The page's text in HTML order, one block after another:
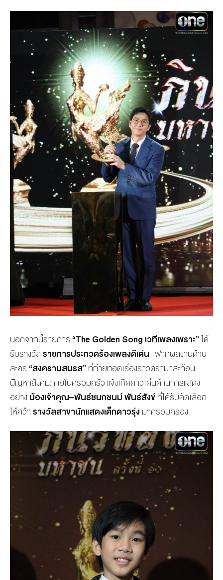
นอกจากนี้รายการ “The Golden Song เวทีเพลงเพราะ”ได้
รับรางวัลรายการประกวดร้องเพลงดีเด่น ฟากผลงานด้าน
ละคร “สงครามสมรส” ที่ถ่ายทอดเรื่องราวดราม่าสะท้อน
ปัญหาสังคมภายในครอบครัว แจ้งเกิดดาวเด่นด้านการแสดง
อย่าง น้องเจ้าคุณ–พันธ์ชนกชนม์พันธ์สังข์ที่ได้รับคัดเลือก
ให้คว้ารางวัลสาขานักแสดงเด็กดาวรุ่ง มาครอบครอง